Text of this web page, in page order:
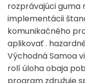
rozprávajúci guma
implementácii
komunikačného
aplikovať .
Východná Samoa
rolí úloha obaja